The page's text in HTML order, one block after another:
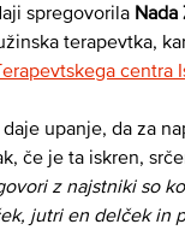
spregovorila Nada
terapevtka,
centra
upanje, da za
če je ta iskren,
z najstniki so
jutri en delček in